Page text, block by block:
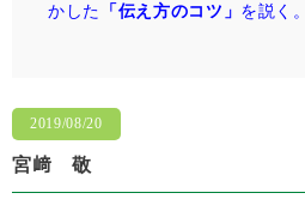
かした
「伝え⽅のコツ」 を説く。
宮﨑 敬
2019/08/20